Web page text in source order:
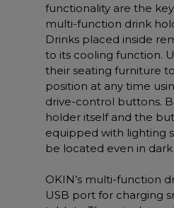
functionality are the
multi-function drink
Drinks placed inside
to its cooling function.
their seating furniture
position at any time
drive-control buttons.
holder itself and the
equipped with lighting
be located even in
OKIN’s multi-function
USB port for charging